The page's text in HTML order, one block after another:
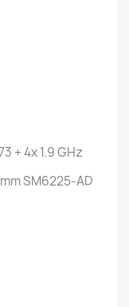
+ 4x 1.9 GHz
SM6225-AD